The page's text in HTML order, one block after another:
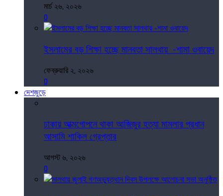
মার্চ ২৬, ২০২৬
0
ইসলামের বড় শিক্ষা হচ্ছে মানবতা সালথায় -শামা ওবায়েদ
ফেব্রুয়ারি ২, ২০২৬
0
দেশজুড়ে
ঢাকায় আত্মগোপনে থাকা আজিজুর হত্যা মামলার প্রধান
আসামি শাকিল গ্রেপ্তার
আগস্ট ৬, ২০২৬
0